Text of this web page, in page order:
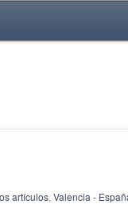
artículos, Valencia -